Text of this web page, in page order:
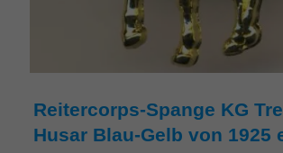
Reitercorps-Spange KG
Husar Blau-Gelb von 1925